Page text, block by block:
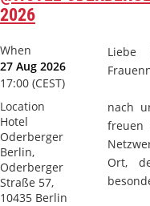
2026
When
27 Aug 2026
17:00 (CEST)
Location
Hotel
Oderberger
Berlin,
Oderberger
Straße 57,
10435 Berlin
Liebe
nach
freuen
Ort,